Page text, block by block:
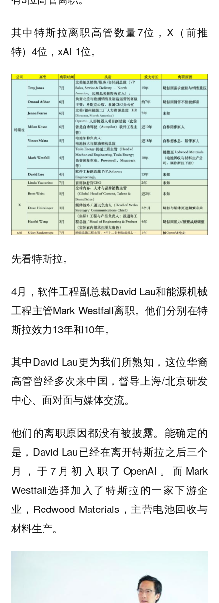
其中特斯拉离职高管数量7位，X（前推
特）4位，xAI 1位。
先看特斯拉。
4月，软件工程副总裁David Lau和能源机械
工程主管Mark Westfall离职。他们分别在特
斯拉效力13年和10年。
其中David Lau更为我们所熟知，这位华裔
高管曾经多次来中国，督导上海/北京研发
中心、面对面与媒体交流。
他们的离职原因都没有被披露。能确定的
是，David Lau已经在离开特斯拉之后三个
月，于7月初入职了OpenAI。而Mark
Westfall选择加入了特斯拉的一家下游企
业，Redwood Materials，主营电池回收与
材料生产。